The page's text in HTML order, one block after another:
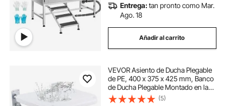
Entrega:tan pronto como Mar.
Ago. 18
Añadir al carrito
VEVOR Asiento de Ducha Plegable
de PE, 400 x 375 x 425 mm, Banco
de Ducha Plegable Montado en la
Pared con Capacidad de Carga de
226,8 kg, para Personas Mayores,
(5)